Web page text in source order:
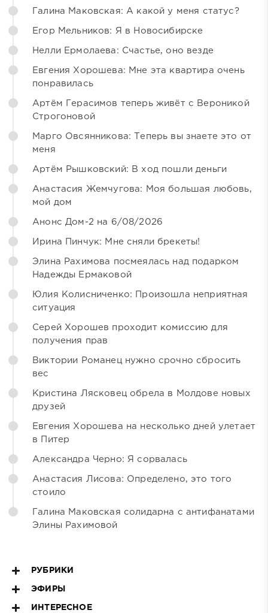
Галина Маковская: А какой у меня статус?
Егор Мельников: Я в Новосибирске
Нелли Ермолаева: Счастье, оно везде
Евгения Хорошева: Мне эта квартира очень
понравилась
Артём Герасимов теперь живёт с Вероникой
Строгоновой
Марго Овсянникова: Теперь вы знаете это от
меня
Артём Рышковский: В ход пошли деньги
Анастасия Жемчугова: Моя большая любовь,
мой дом
Анонс Дом-2 на 6/08/2026
Ирина Пинчук: Мне сняли брекеты!
Элина Рахимова посмеялась над подарком
Надежды Ермаковой
Юлия Колисниченко: Произошла неприятная
ситуация
Серей Хорошев проходит комиссию для
получения прав
Виктории Романец нужно срочно сбросить
вес
Кристина Лясковец обрела в Молдове новых
друзей
Евгения Хорошева на несколько дней улетает
в Питер
Александра Черно: Я сорвалась
Анастасия Лисова: Определено, это того
стоило
Галина Маковская солидарна с антифанатами
Элины Рахимовой
РУБРИКИ
ЭФИРЫ
ИНТЕРЕСНОЕ